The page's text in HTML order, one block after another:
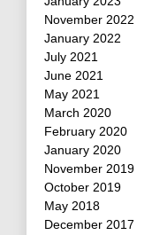
November 2022
January 2022
July 2021
June 2021
May 2021
March 2020
February 2020
January 2020
November 2019
October 2019
May 2018
December 2017